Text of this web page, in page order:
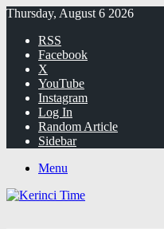
Thursday, August 6 2026
RSS
Facebook
X
YouTube
Instagram
Log In
Random Article
Sidebar
Menu